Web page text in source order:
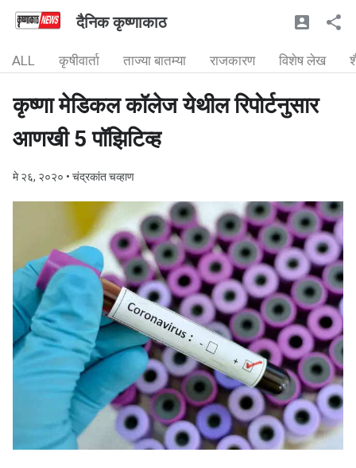
दैनिक कृष्णाकाठ
ALL कृषीवार्ता ताज्या बातम्या राजकारण विशेष लेख
कृष्णा मेडिकल कॉलेज येथील रिपोर्टनुसार
आणखी 5 पॉझिटिव्ह
मे २६, २०२० • चंद्रकांत चव्हाण